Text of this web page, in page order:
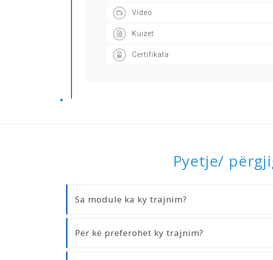
Video
Kuizet
Certifikata
Pyetje/
Sa module ka ky trajnim?
Për kë preferohet ky trajnim?